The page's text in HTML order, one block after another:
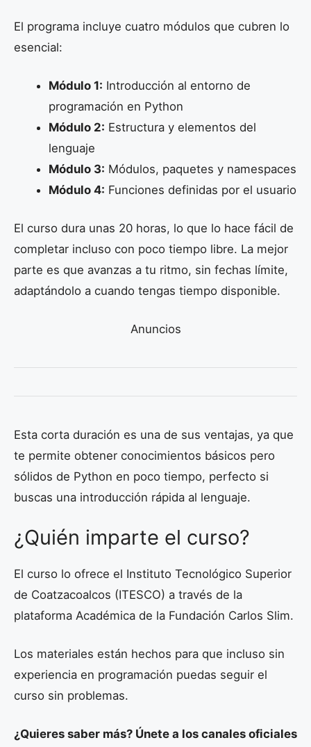
El programa incluye cuatro módulos que cubren lo
esencial:
Módulo 1: Introducción al entorno de
programación en Python
Módulo 2: Estructura y elementos del
lenguaje
Módulo 3: Módulos, paquetes y namespaces
Módulo 4: Funciones definidas por el usuario
El curso dura unas 20 horas, lo que lo hace fácil de
completar incluso con poco tiempo libre. La mejor
parte es que avanzas a tu ritmo, sin fechas límite,
adaptándolo a cuando tengas tiempo disponible.
Anuncios
Esta corta duración es una de sus ventajas, ya que
te permite obtener conocimientos básicos pero
sólidos de Python en poco tiempo, perfecto si
buscas una introducción rápida al lenguaje.
¿Quién imparte el curso?
El curso lo ofrece el Instituto Tecnológico Superior
de Coatzacoalcos (ITESCO) a través de la
plataforma Académica de la Fundación Carlos Slim.
Los materiales están hechos para que incluso sin
experiencia en programación puedas seguir el
curso sin problemas.
¿Quieres saber más? Únete a los canales oficiales